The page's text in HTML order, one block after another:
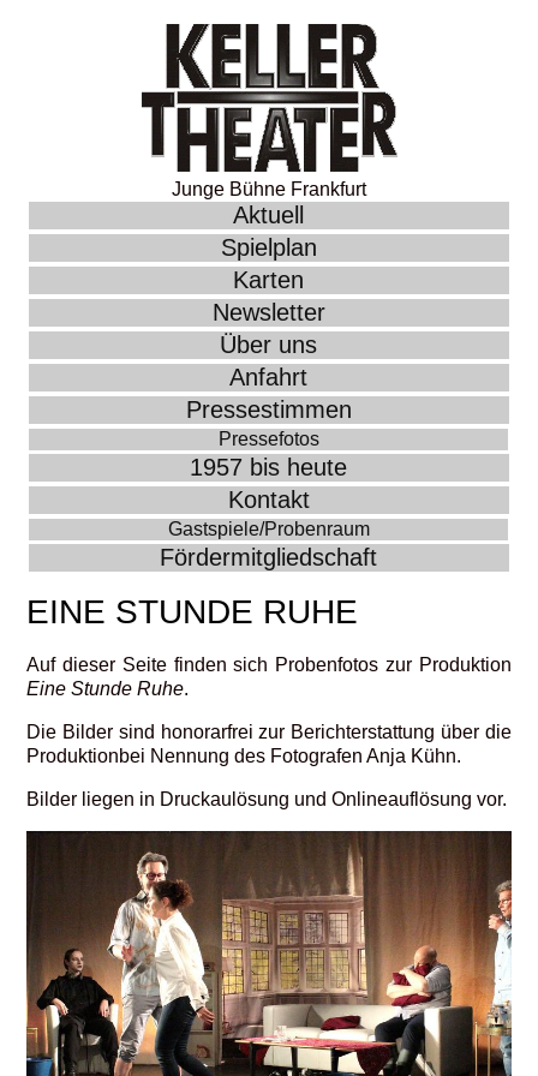
Junge Bühne Frankfurt
Aktuell
Spielplan
Karten
Newsletter
Über uns
Anfahrt
Pressestimmen
Pressefotos
1957 bis heute
Kontakt
Gastspiele/Probenraum
Fördermitgliedschaft
EINE STUNDE RUHE
Auf dieser Seite finden sich Probenfotos zur Produktion
Eine Stunde Ruhe.
Die Bilder sind honorarfrei zur Berichterstattung über die
Produktionbei Nennung des Fotografen Anja Kühn.
Bilder liegen in Druckaulösung und Onlineauflösung vor.